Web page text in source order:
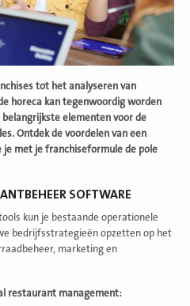
tot het analyseren van
horeca kan tegenwoordig worden
elementen voor de
Ontdek de voordelen van een
met je franchiseformule de pole
SOFTWARE
kun je bestaande operationele
bedrijfsstrategieën opzetten op het
marketing en
restaurant management: